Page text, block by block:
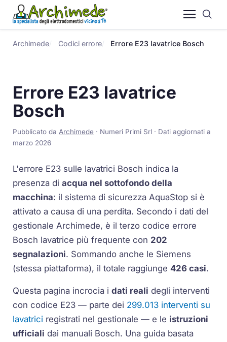
Archimede Codici errore Errore E23 lavatrice Bosch
Errore E23 lavatrice
Bosch
Pubblicato daArchimede · Numeri Primi Srl · Dati aggiornati a
marzo 2026
L'errore E23 sulle lavatrici Bosch indica la
presenza diacqua nel sottofondo della
macchina: il sistema di sicurezza AquaStop si è
attivato a causa di una perdita. Secondo i dati del
gestionale Archimede, è il terzo codice errore
Bosch lavatrice più frequente con 202
segnalazioni. Sommando anche le Siemens
(stessa piattaforma), il totale raggiunge426 casi.
Questa pagina incrocia idati reali degli interventi
con codice E23 — parte dei 299.013 interventi su
lavatrici registrati nel gestionale — e le istruzioni
ufficiali dai manuali Bosch. Una guida basata